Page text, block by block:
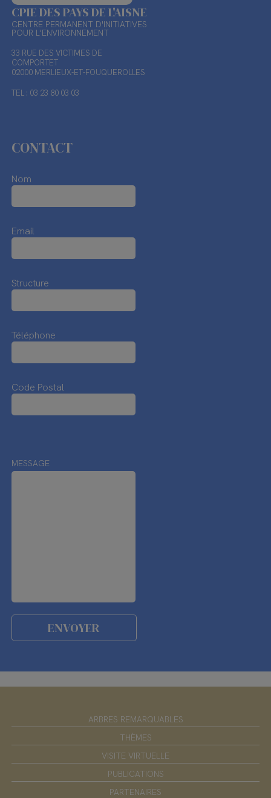
CPIE DES PAYS DE L'AISNE
CENTRE PERMANENT D'INITIATIVES
POUR L'ENVIRONNEMENT
33 RUE DES VICTIMES DE
COMPORTET
02000 MERLIEUX-ET-FOUQUEROLLES
TEL : 03 23 80 03 03
CONTACT
Nom
Email
Structure
Téléphone
Code Postal
MESSAGE
ARBRES REMARQUABLES
THÈMES
VISITE VIRTUELLE
PUBLICATIONS
PARTENAIRES